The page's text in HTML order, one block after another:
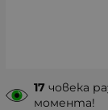
17 човека
момента!